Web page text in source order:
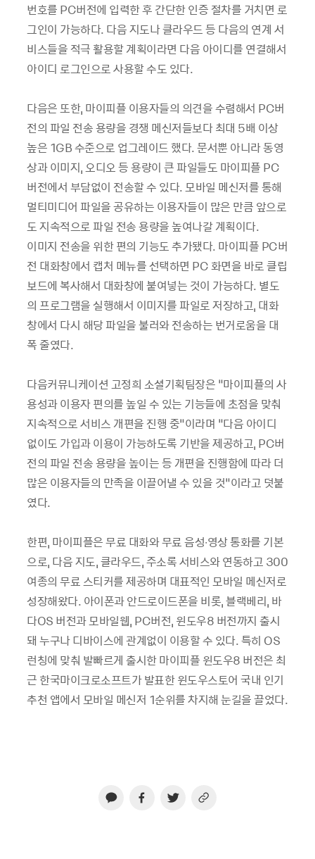
번호를 PC버전에 입력한 후 간단한 인증 절차를 거치면 로
그인이 가능하다. 다음 지도나 클라우드 등 다음의 연계 서
비스들을 적극 활용할 계획이라면 다음 아이디를 연결해서
아이디 로그인으로 사용할 수도 있다.
다음은 또한, 마이피플 이용자들의 의견을 수렴해서 PC버
전의 파일 전송 용량을 경쟁 메신저들보다 최대 5배 이상
높은 1GB 수준으로 업그레이드 했다. 문서뿐 아니라 동영
상과 이미지, 오디오 등 용량이 큰 파일들도 마이피플 PC
버전에서 부담없이 전송할 수 있다. 모바일 메신저를 통해
멀티미디어 파일을 공유하는 이용자들이 많은 만큼 앞으로
도 지속적으로 파일 전송 용량을 높여나갈 계획이다.
이미지 전송을 위한 편의 기능도 추가됐다. 마이피플 PC버
전 대화창에서 캡처 메뉴를 선택하면 PC 화면을 바로 클립
보드에 복사해서 대화창에 붙여넣는 것이 가능하다. 별도
의 프로그램을 실행해서 이미지를 파일로 저장하고, 대화
창에서 다시 해당 파일을 불러와 전송하는 번거로움을 대
폭 줄였다.
다음커뮤니케이션 고정희 소셜기획팀장은 “마이피플의 사
용성과 이용자 편의를 높일 수 있는 기능들에 초점을 맞춰
지속적으로 서비스 개편을 진행 중”이라며 “다음 아이디
없이도 가입과 이용이 가능하도록 기반을 제공하고, PC버
전의 파일 전송 용량을 높이는 등 개편을 진행함에 따라 더
많은 이용자들의 만족을 이끌어낼 수 있을 것”이라고 덧붙
였다.
한편, 마이피플은 무료 대화와 무료 음성∙영상 통화를 기본
으로, 다음 지도, 클라우드, 주소록 서비스와 연동하고 300
여종의 무료 스티커를 제공하며 대표적인 모바일 메신저로
성장해왔다. 아이폰과 안드로이드폰을 비롯, 블랙베리, 바
다OS 버전과 모바일웹, PC버전, 윈도우8 버전까지 출시
돼 누구나 디바이스에 관계없이 이용할 수 있다. 특히 OS
런칭에 맞춰 발빠르게 출시한 마이피플 윈도우8 버전은 최
근 한국마이크로소프트가 발표한 윈도우스토어 국내 인기
추천 앱에서 모바일 메신저 1순위를 차지해 눈길을 끌었다.